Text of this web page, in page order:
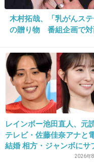
出典：dramanavi.net
31. 匿名2014/09/26(金) 23:19:19
すごいはまった。
生き返って続編観
木村拓哉、「乳がんス
の贈り物 番組企画で対
レインボー池田直人、元
テレビ・佐藤佳奈アナと
結婚 相方・ジャンボにサ
2026年